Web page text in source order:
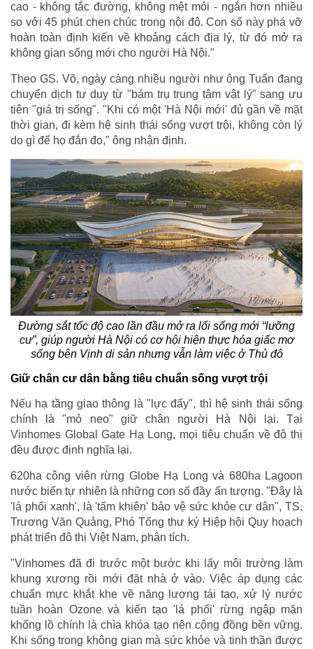
cao - không tắc đường, không mệt mỏi - ngắn hơn nhiều
so với 45 phút chen chúc trong nội đô. Con số này phá vỡ
hoàn toàn định kiến về khoảng cách địa lý, từ đó mở ra
không gian sống mới cho người Hà Nội."
Theo GS. Võ, ngày càng nhiều người như ông Tuấn đang
chuyển dịch tư duy từ "bám trụ trung tâm vật lý" sang ưu
tiên "giá trị sống". "Khi có một 'Hà Nội mới' đủ gần về mặt
thời gian, đi kèm hệ sinh thái sống vượt trội, không còn lý
do gì để họ đắn đo," ông nhận định.
Đường sắt tốc độ cao lần đầu mở ra lối sống mới “lưỡng
cư”, giúp người Hà Nội có cơ hội hiện thực hóa giấc mơ
sống bên Vịnh di sản nhưng vẫn làm việc ở Thủ đô
Giữ chân cư dân bằng tiêu chuẩn sống vượt trội
Nếu hạ tầng giao thông là "lực đẩy", thì hệ sinh thái sống
chính là "mỏ neo" giữ chân người Hà Nội lại. Tại
Vinhomes Global Gate Hạ Long, mọi tiêu chuẩn về đô thị
đều được định nghĩa lại.
620ha công viên rừng Globe Hạ Long và 680ha Lagoon
nước biển tự nhiên là những con số đầy ấn tượng. "Đây là
'lá phổi xanh', là 'tấm khiên' bảo vệ sức khỏe cư dân", TS.
Trương Văn Quảng, Phó Tổng thư ký Hiệp hội Quy hoạch
phát triển đô thị Việt Nam, phân tích.
"Vinhomes đã đi trước một bước khi lấy môi trường làm
khung xương rồi mới đặt nhà ở vào. Việc áp dụng các
chuẩn mực khắt khe về năng lượng tái tạo, xử lý nước
tuần hoàn Ozone và kiến tạo 'lá phổi' rừng ngập mặn
khổng lồ chính là chìa khóa tạo nên cộng đồng bền vững.
Khi sống trong không gian mà sức khỏe và tinh thần được